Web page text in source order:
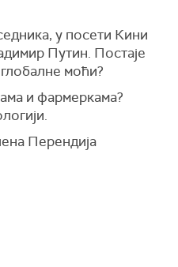
у посети Кини
Путин. Постаје
моћи?
и фармеркама?
Перендија